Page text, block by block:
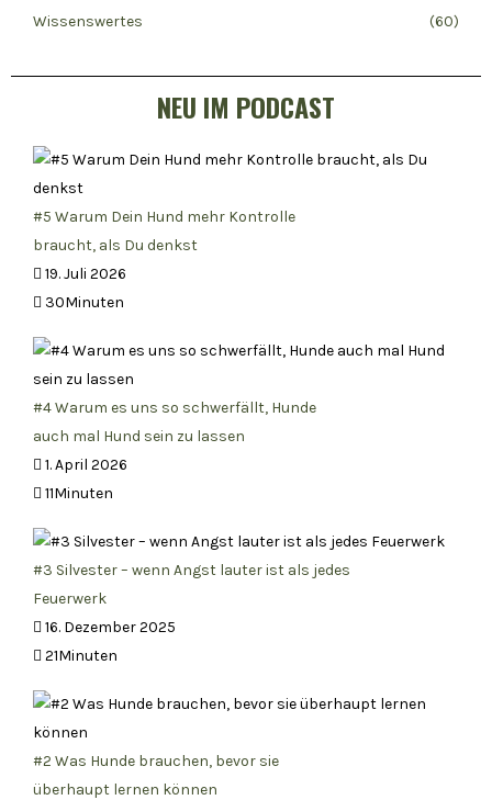
Wissenswertes
(60)
NEU IM PODCAST
#5 Warum Dein Hund mehr Kontrolle
braucht, als Du denkst
19. Juli 2026
30Minuten
#4 Warum es uns so schwerfällt, Hunde
auch mal Hund sein zu lassen
1. April 2026
11Minuten
#3 Silvester – wenn Angst lauter ist als jedes
Feuerwerk
16. Dezember 2025
21Minuten
#2 Was Hunde brauchen, bevor sie
überhaupt lernen können